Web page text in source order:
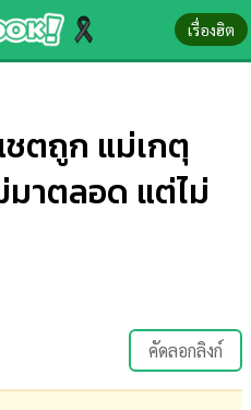
เรื่องฮิต
ตถูก แม่เกตุ
าตลอด แต่ไม่
คัดลอกลิงก์